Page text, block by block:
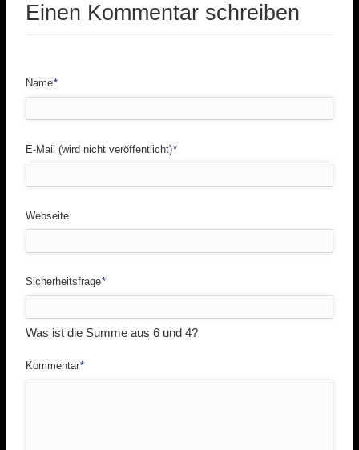
Einen Kommentar schreiben
Pflichtfeld
Name*
Pflichtfeld
E-Mail (wird nicht veröffentlicht)*
Webseite
Pflichtfeld
Sicherheitsfrage*
Was ist die Summe aus 6 und 4?
Pflichtfeld
Kommentar*